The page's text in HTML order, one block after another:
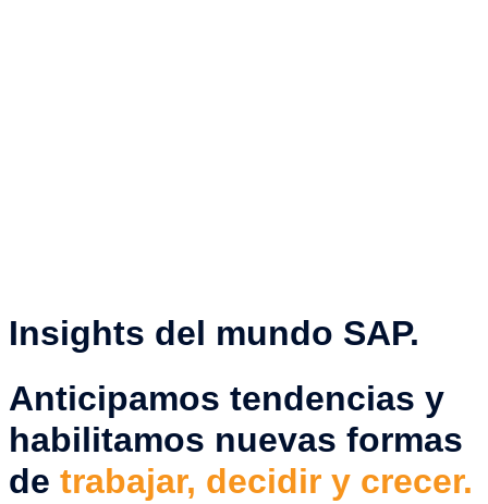
Insights del mundo SAP.
Anticipamos tendencias y
habilitamos nuevas formas
de trabajar, decidir y crecer.